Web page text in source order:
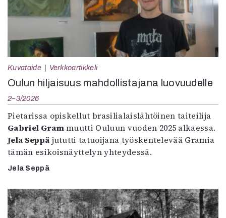
Kuvataide Verkkoartikkeli
Oulun hiljaisuus mahdollistajana luovuudelle
2–3/2026
Pietarissa opiskellut brasilialaislähtöinen taiteilija
Gabriel Grammuutti Ouluun vuoden 2025 alkaessa.
Jela Seppä jututti tatuoijana työskentelevää Gramia
tämän esikoisnäyttelyn yhteydessä.
Jela Seppä